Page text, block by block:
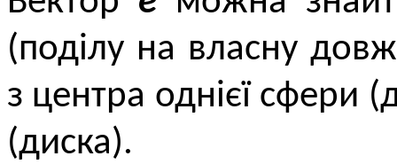
(поділу на власну
з центра однієї сфери
(диска).